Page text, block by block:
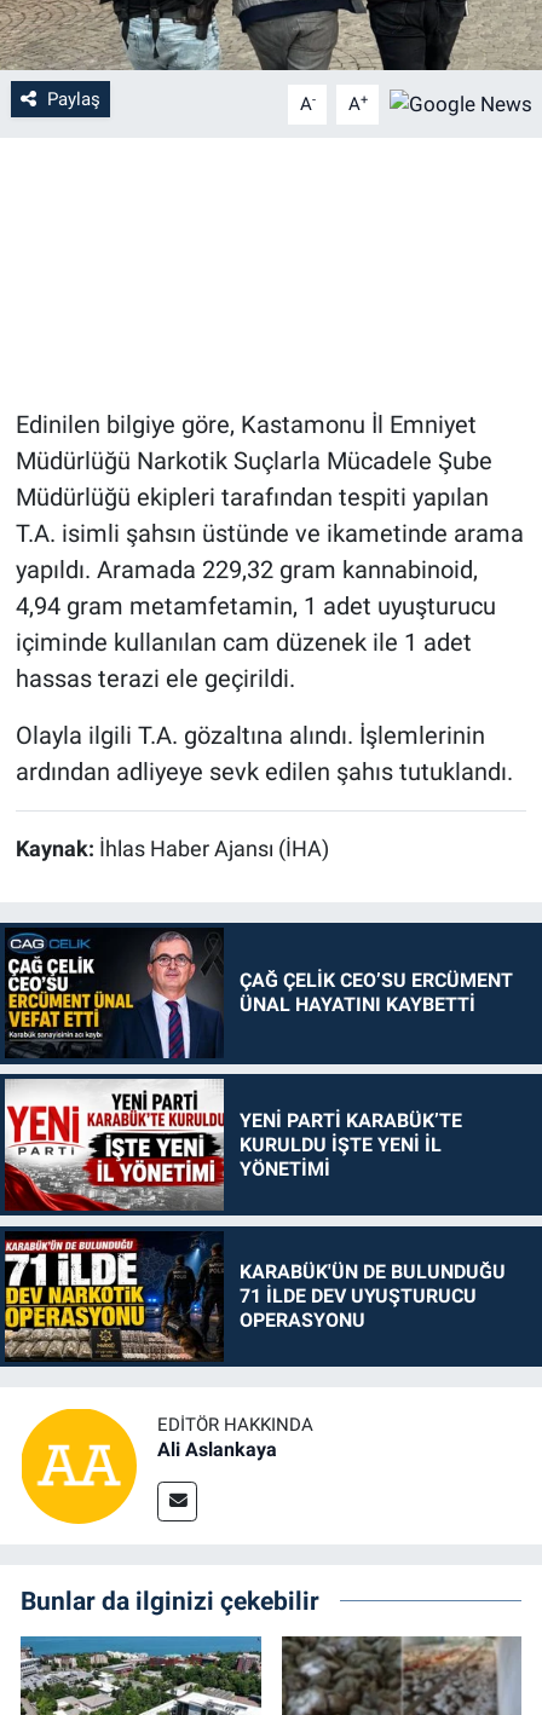
Paylaş A- A+
Edinilen bilgiye göre, Kastamonu İl Emniyet
Müdürlüğü Narkotik Suçlarla Mücadele Şube
Müdürlüğü ekipleri tarafından tespiti yapılan
T.A. isimli şahsın üstünde ve ikametinde arama
yapıldı. Aramada 229,32 gram kannabinoid,
4,94 gram metamfetamin, 1 adet uyuşturucu
içiminde kullanılan cam düzenek ile 1 adet
hassas terazi ele geçirildi.
Olayla ilgili T.A. gözaltına alındı. İşlemlerinin
ardından adliyeye sevk edilen şahıs tutuklandı.
Kaynak: İhlas Haber Ajansı (İHA)
ÇAĞ ÇELİK CEO’SU ERCÜMENT
ÜNAL HAYATINI KAYBETTİ
YENİ PARTİ KARABÜK’TE
KURULDU İŞTE YENİ İL
YÖNETİMİ
KARABÜK'ÜN DE BULUNDUĞU
71 İLDE DEV UYUŞTURUCU
OPERASYONU
EDITÖR HAKKINDA
Ali Aslankaya
Bunlar da ilginizi çekebilir